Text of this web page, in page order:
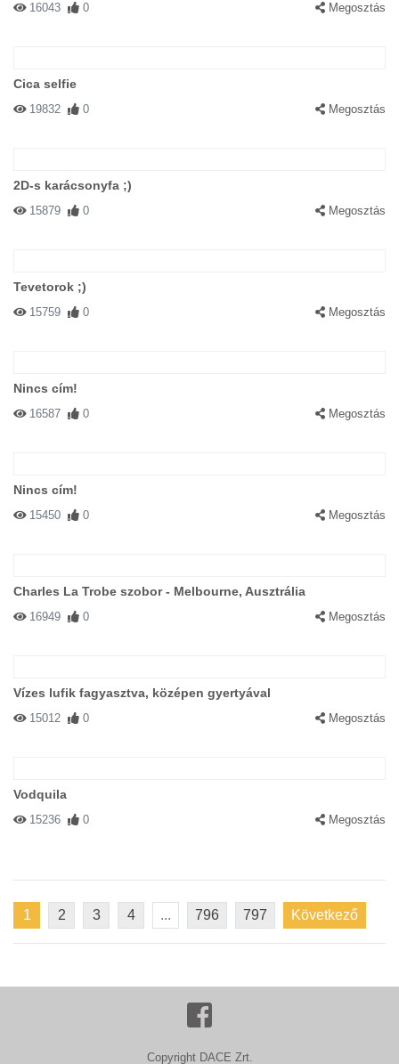
16043 0 Megosztás
Cica selfie
19832 0 Megosztás
2D-s karácsonyfa ;)
15879 0 Megosztás
Tevetorok ;)
15759 0 Megosztás
Nincs cím!
16587 0 Megosztás
Nincs cím!
15450 0 Megosztás
Charles La Trobe szobor - Melbourne, Ausztrália
16949 0 Megosztás
Vízes lufik fagyasztva, középen gyertyával
15012 0 Megosztás
Vodquila
15236 0 Megosztás
1 2 3 4 ... 796 797 Következő
Copyright DACE Zrt.